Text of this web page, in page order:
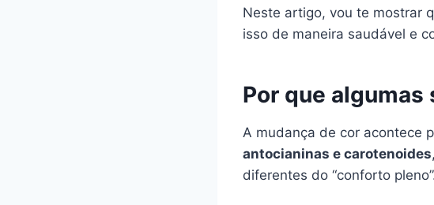
Neste artigo, vou te mostrar
isso de maneira saudável e
Por que
A mudança de cor acontece
antocianinas e carotenoides
diferentes do “conforto